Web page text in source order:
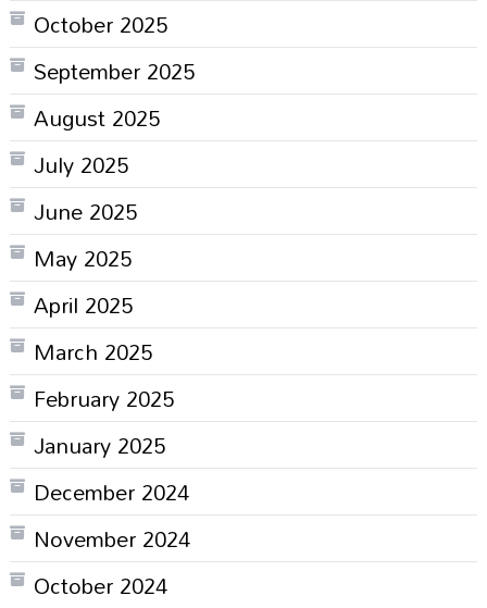
October 2025
September 2025
August 2025
July 2025
June 2025
May 2025
April 2025
March 2025
February 2025
January 2025
December 2024
November 2024
October 2024